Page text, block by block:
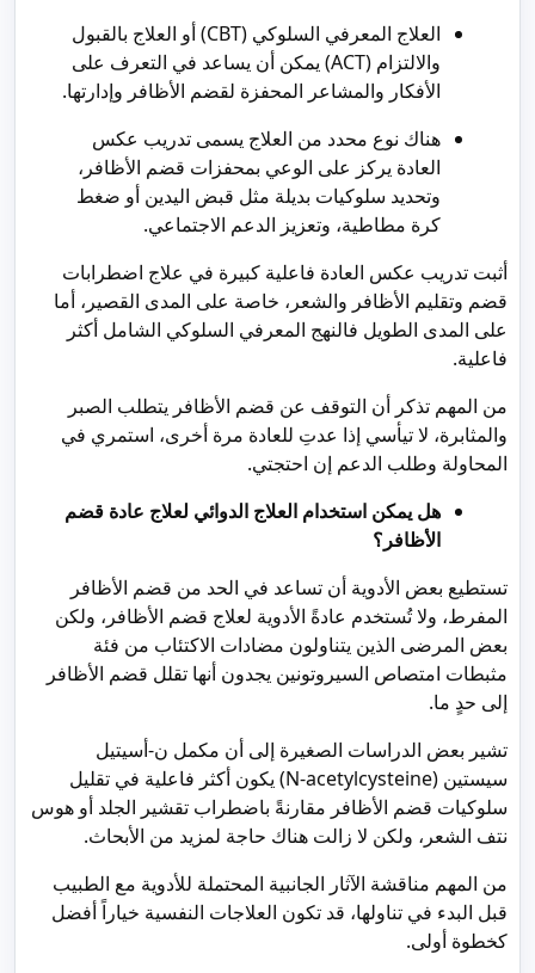
العلاج المعرفي السلوكي (CBT) أو العلاج بالقبول
والالتزام (ACT) يمكن أن يساعد في التعرف على
الأفكار والمشاعر المحفزة لقضم الأظافر وإدارتها.
هناك نوع محدد من العلاج يسمى تدريب عكس
العادة يركز على الوعي بمحفزات قضم الأظافر،
وتحديد سلوكيات بديلة مثل قبض اليدين أو ضغط
كرة مطاطية، وتعزيز الدعم الاجتماعي.
أثبت تدريب عكس العادة فاعلية كبيرة في علاج اضطرابات
قضم وتقليم الأظافر والشعر، خاصة على المدى القصير، أما
على المدى الطويل فالنهج المعرفي السلوكي الشامل أكثر
فاعلية.
من المهم تذكر أن التوقف عن قضم الأظافر يتطلب الصبر
والمثابرة، لا تيأسي إذا عدتِ للعادة مرة أخرى، استمري في
المحاولة وطلب الدعم إن احتجتي.
هل يمكن استخدام العلاج الدوائي لعلاج عادة قضم
الأظافر؟
تستطيع بعض الأدوية أن تساعد في الحد من قضم الأظافر
المفرط، ولا تُستخدم عادةً الأدوية لعلاج قضم الأظافر، ولكن
بعض المرضى الذين يتناولون مضادات الاكتئاب من فئة
مثبطات امتصاص السيروتونين يجدون أنها تقلل قضم الأظافر
إلى حدٍ ما.
تشير بعض الدراسات الصغيرة إلى أن مكمل ن-أسيتيل
سيستين (N-acetylcysteine) يكون أكثر فاعلية في تقليل
سلوكيات قضم الأظافر مقارنةً باضطراب تقشير الجلد أو هوس
نتف الشعر، ولكن لا زالت هناك حاجة لمزيد من الأبحاث.
من المهم مناقشة الآثار الجانبية المحتملة للأدوية مع الطبيب
قبل البدء في تناولها، قد تكون العلاجات النفسية خياراً أفضل
كخطوة أولى.